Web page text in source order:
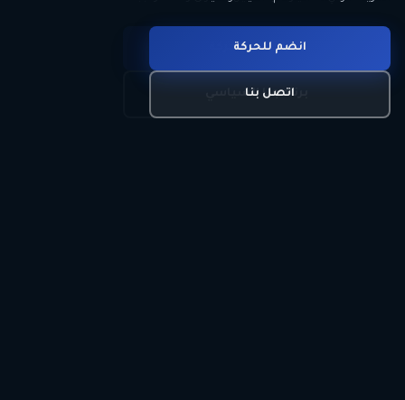
تعرّف على الحركة
برنامجنا السياسي
انضم للحركة
اتصل بنا